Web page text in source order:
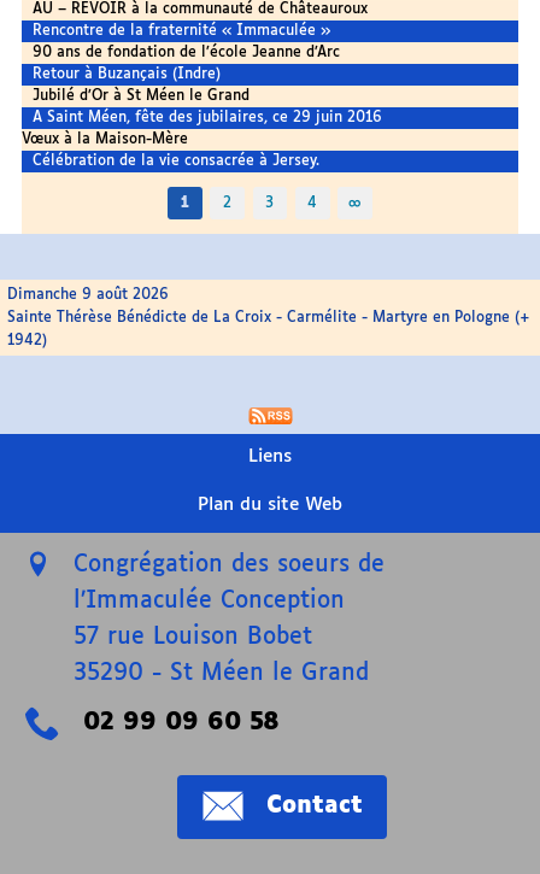
AU – REVOIR à la communauté de Châteauroux
Rencontre de la fraternité « Immaculée »
90 ans de fondation de l’école Jeanne d’Arc
Retour à Buzançais (Indre)
Jubilé d’Or à St Méen le Grand
A Saint Méen, fête des jubilaires, ce 29 juin 2016
Vœux à la Maison-Mère
Célébration de la vie consacrée à Jersey.
1 2 3 4 ∞
Dimanche 9 août 2026
Sainte Thérèse Bénédicte de La Croix - Carmélite - Martyre en Pologne (+
1942)
Liens
Plan du site Web
Congrégation des soeurs de
l’Immaculée Conception
57 rue Louison Bobet
35290 - St Méen le Grand
02 99 09 60 58
Contact